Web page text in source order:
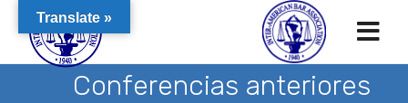
Conferencias anteriores
Translate »